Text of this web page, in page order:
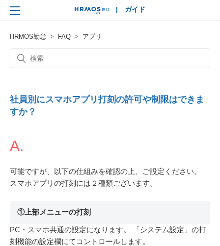
HRMOS
| ガイド
HRMOS勤怠 FAQ アプリ
社員別にスマホアプリ打刻の許可や制限はできま
すか？
A.
可能ですが、以下の仕組みを確認の上、ご設定ください。
スマホアプリの打刻には２種類ございます。
①上部メニューの打刻
PC・スマホ共通の設定になります。
「システム設定」の打
刻機能の設定欄にてコントロールします。